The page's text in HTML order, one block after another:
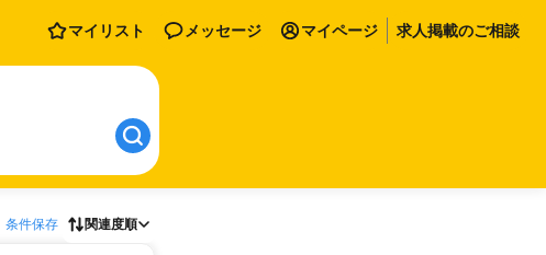
マイリスト メッセージ マイページ 求人掲載のご相談
条件保存 関連度順